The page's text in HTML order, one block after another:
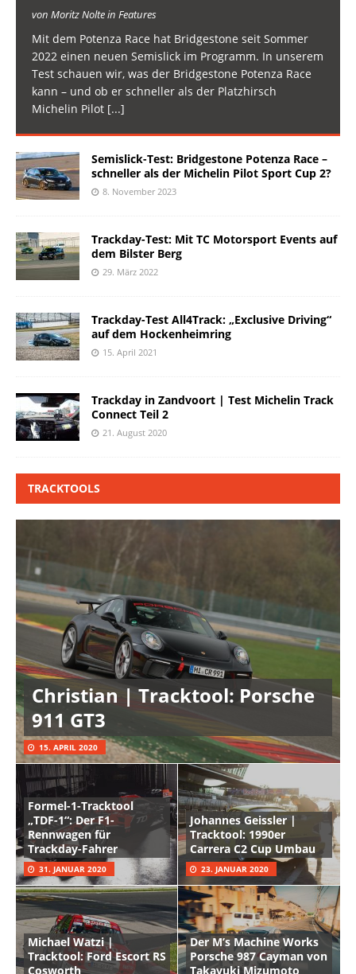
von Moritz Nolte in Features
Mit dem Potenza Race hat Bridgestone seit Sommer
2022 einen neuen Semislick im Programm. In unserem
Test schauen wir, was der Bridgestone Potenza Race
kann – und ob er schneller als der Platzhirsch
Michelin Pilot [...]
Semislick-Test: Bridgestone Potenza Race –
schneller als der Michelin Pilot Sport Cup 2?
8. November 2023
Trackday-Test: Mit TC Motorsport Events auf
dem Bilster Berg
29. März 2022
Trackday-Test All4Track: „Exclusive Driving“
auf dem Hockenheimring
15. April 2021
Trackday in Zandvoort | Test Michelin Track
Connect Teil 2
21. August 2020
TRACKTOOLS
Christian | Tracktool: Porsche
911 GT3
15. APRIL 2020
Formel-1-Tracktool
„TDF-1“: Der F1-
Rennwagen für
Trackday-Fahrer
31. JANUAR 2020
Johannes Geissler |
Tracktool: 1990er
Carrera C2 Cup Umbau
23. JANUAR 2020
Michael Watzi |
Tracktool: Ford Escort RS
Cosworth
Der M’s Machine Works
Porsche 987 Cayman von
Takayuki Mizumoto